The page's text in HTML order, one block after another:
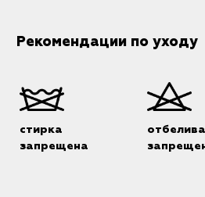
Рекомендации по уходу
стирка
запрещена